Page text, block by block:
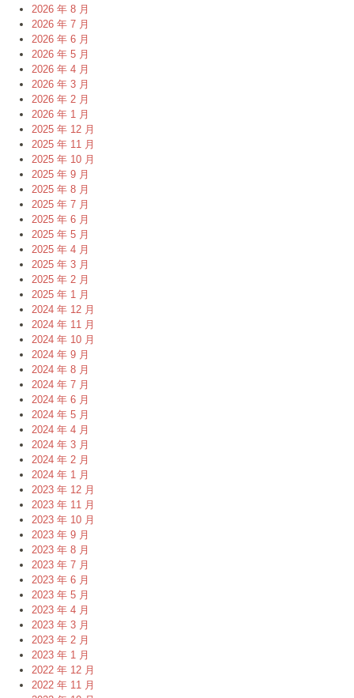
2026 年 8 月
2026 年 7 月
2026 年 6 月
2026 年 5 月
2026 年 4 月
2026 年 3 月
2026 年 2 月
2026 年 1 月
2025 年 12 月
2025 年 11 月
2025 年 10 月
2025 年 9 月
2025 年 8 月
2025 年 7 月
2025 年 6 月
2025 年 5 月
2025 年 4 月
2025 年 3 月
2025 年 2 月
2025 年 1 月
2024 年 12 月
2024 年 11 月
2024 年 10 月
2024 年 9 月
2024 年 8 月
2024 年 7 月
2024 年 6 月
2024 年 5 月
2024 年 4 月
2024 年 3 月
2024 年 2 月
2024 年 1 月
2023 年 12 月
2023 年 11 月
2023 年 10 月
2023 年 9 月
2023 年 8 月
2023 年 7 月
2023 年 6 月
2023 年 5 月
2023 年 4 月
2023 年 3 月
2023 年 2 月
2023 年 1 月
2022 年 12 月
2022 年 11 月